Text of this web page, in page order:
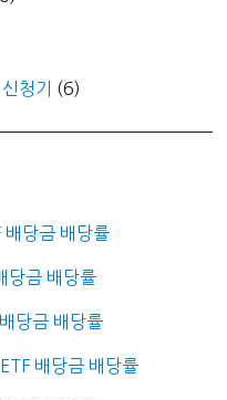
청기
(6)
당금 배당률
당금 배당률
당금 배당률
배당금 배당률